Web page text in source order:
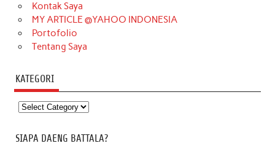
Kontak Saya
MY ARTICLE @YAHOO INDONESIA
Portofolio
Tentang Saya
KATEGORI
Kategori
SIAPA DAENG BATTALA?